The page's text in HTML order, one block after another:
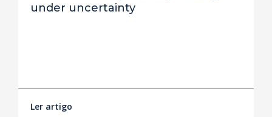
under uncertainty
Ler artigo